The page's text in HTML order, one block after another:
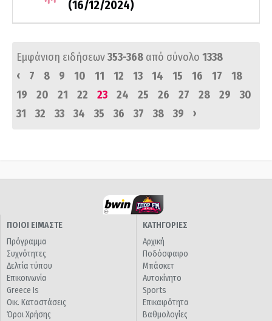
(16/12/2024)
Εμφάνιση ειδήσεων353-368 από σύνολο 1338
‹
7 8 9 10 11 12 13 14 15 16 17
18
19
20 21 22 23 24 25 26 27 28 29
30
31
32 33 34 35 36 37 38 39 ›
ΠΟΙΟΙ ΕΙΜΑΣΤΕ
Πρόγραμμα
Συχνότητες
Δελτία τύπου
Επικοινωνία
Greece Is
Οικ. Καταστάσεις
Όροι Χρήσης
ΚΑΤΗΓΟΡΙΕΣ
Αρχική
Ποδόσφαιρο
Μπάσκετ
Αυτοκίνητο
Sports
Επικαιρότητα
Βαθμολογίες